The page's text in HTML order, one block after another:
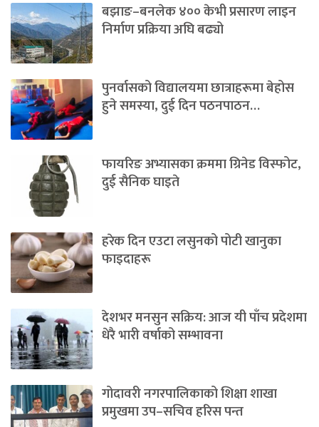
बझाङ–बनलेक ४०० केभी प्रसारण लाइन
निर्माण प्रक्रिया अघि बढ्यो
पुनर्वासको विद्यालयमा छात्राहरूमा बेहोस
हुने समस्या, दुई दिन पठनपाठन…
फायरिङ अभ्यासका क्रममा ग्रिनेड विस्फोट,
दुई सैनिक घाइते
हरेक दिन एउटा लसुनको पोटी खानुका
फाइदाहरू
देशभर मनसुन सक्रिय: आज यी पाँच प्रदेशमा
धेरै भारी वर्षाको सम्भावना
गोदावरी नगरपालिकाको शिक्षा शाखा
प्रमुखमा उप–सचिव हरिस पन्त